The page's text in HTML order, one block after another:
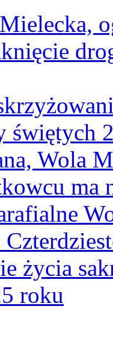
świętych
Wola
ma
życia
roku